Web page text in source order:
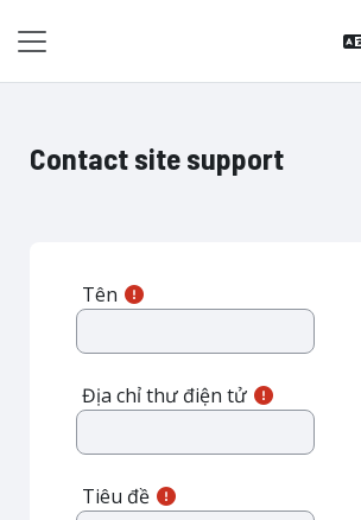
Contact site support
Tên
Địa chỉ thư điện tử
Tiêu đề